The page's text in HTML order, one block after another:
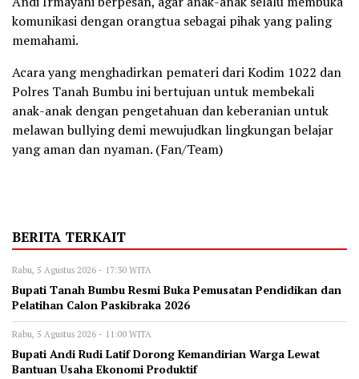
komunikasi dengan orangtua sebagai pihak yang paling
memahami.
Acara yang menghadirkan pemateri dari Kodim 1022 dan
Polres Tanah Bumbu ini bertujuan untuk membekali
anak-anak dengan pengetahuan dan keberanian untuk
melawan bullying demi mewujudkan lingkungan belajar
yang aman dan nyaman. (Fan/Team)
BERITA TERKAIT
Rabu, 5 Agustus 2026 - 17:30 WITA
Bupati Tanah Bumbu Resmi Buka Pemusatan Pendidikan dan
Pelatihan Calon Paskibraka 2026
Rabu, 5 Agustus 2026 - 11:00 WITA
Bupati Andi Rudi Latif Dorong Kemandirian Warga Lewat
Bantuan Usaha Ekonomi Produktif